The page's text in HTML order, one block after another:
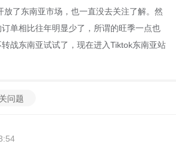
放了东南亚市场，也一直没去关注了解。然
单相比往年明显少了，所谓的旺季一点也
战东南亚试试了，现在进入Tiktok东南亚站
问题